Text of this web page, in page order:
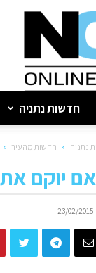
נתניה
חדשות נתניה
נתניה חדשות מהעיר
יוקם
-
23/02/2015